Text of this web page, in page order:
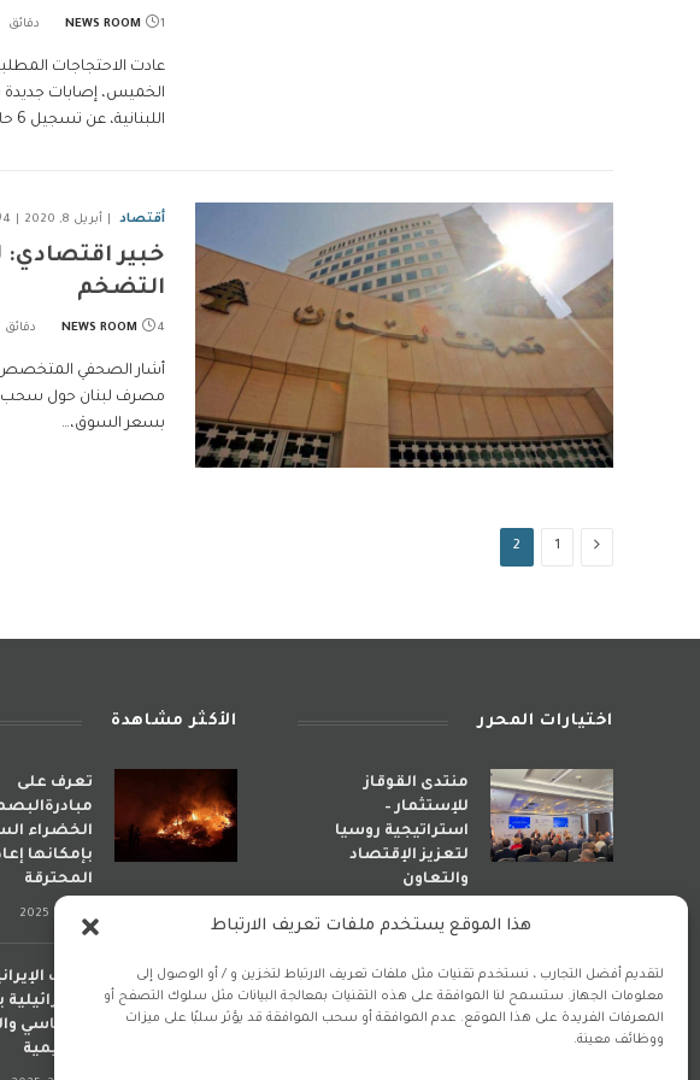
هذا الموقع يستخدم ملفات تعريف الارتباط
لتقديم أفضل التجارب ، نستخدم تقنيات مثل ملفات تعريف الارتباط لتخزين و / أو الوصول إلى
معلومات الجهاز. ستسمح لنا الموافقة على هذه التقنيات بمعالجة البيانات مثل سلوك التصفح أو
المعرفات الفريدة على هذا الموقع. عدم الموافقة أو سحب الموافقة قد يؤثر سلبًا على ميزات
ووظائف معينة.
NEWS ROOM 1 دقائق
عادت الاحتجاجات
الخميس، إصابات جديدة
اللبنانية، عن تسجيل 6 حالات جديدة…
أقتصاد أبريل 8, 2020 4 دقائق
خبير اقتصادي:
التضخم
NEWS ROOM 4 دقائق
أشار الصحفي المتخصص
بسعر السوق،…
السابق
1
2
اختيارات المحرر
منتدى القوقاز
للإستثمار –
استراتيجية روسيا
لتعزيز الإقتصاد
والتعاون
استراتيجية الأذى.. كيف
راهنت إيران على دمار
المنطقة لبناء نفوذ
الأكثر مشاهدة
تعرف على
الخضراء
بإمكانها
المحترقة
الحرب
السياسي
الإقليمية